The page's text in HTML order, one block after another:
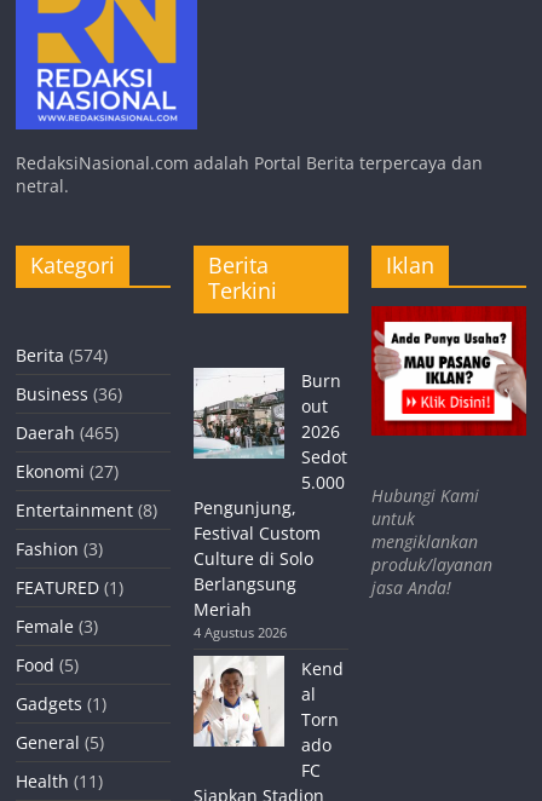
RedaksiNasional.com adalah Portal Berita terpercaya dan
netral.
Kategori
Berita (574)
Business (36)
Daerah (465)
Ekonomi (27)
Entertainment (8)
Fashion (3)
FEATURED (1)
Female (3)
Food (5)
Gadgets (1)
General (5)
Health (11)
Berita
Terkini
Burn
out
2026
Sedot
5.000
Pengunjung,
Festival Custom
Culture di Solo
Berlangsung
Meriah
4 Agustus 2026
Kend
al
Torn
ado
FC
Siapkan Stadion
Iklan
Hubungi Kami
untuk
mengiklankan
produk/layanan
jasa Anda!